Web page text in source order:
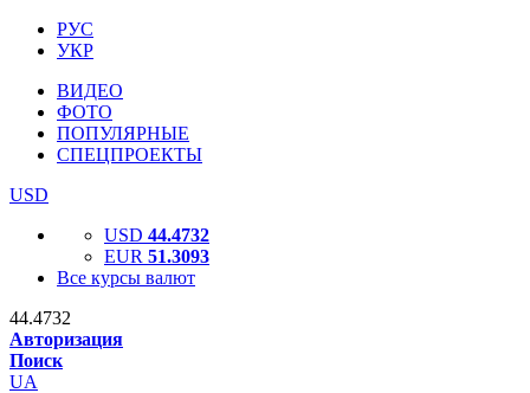
РУС
УКР
ВИДЕО
ФОТО
ПОПУЛЯРНЫЕ
СПЕЦПРОЕКТЫ
USD
USD 44.4732
EUR 51.3093
Все курсы валют
44.4732
Авторизация
Поиск
UA